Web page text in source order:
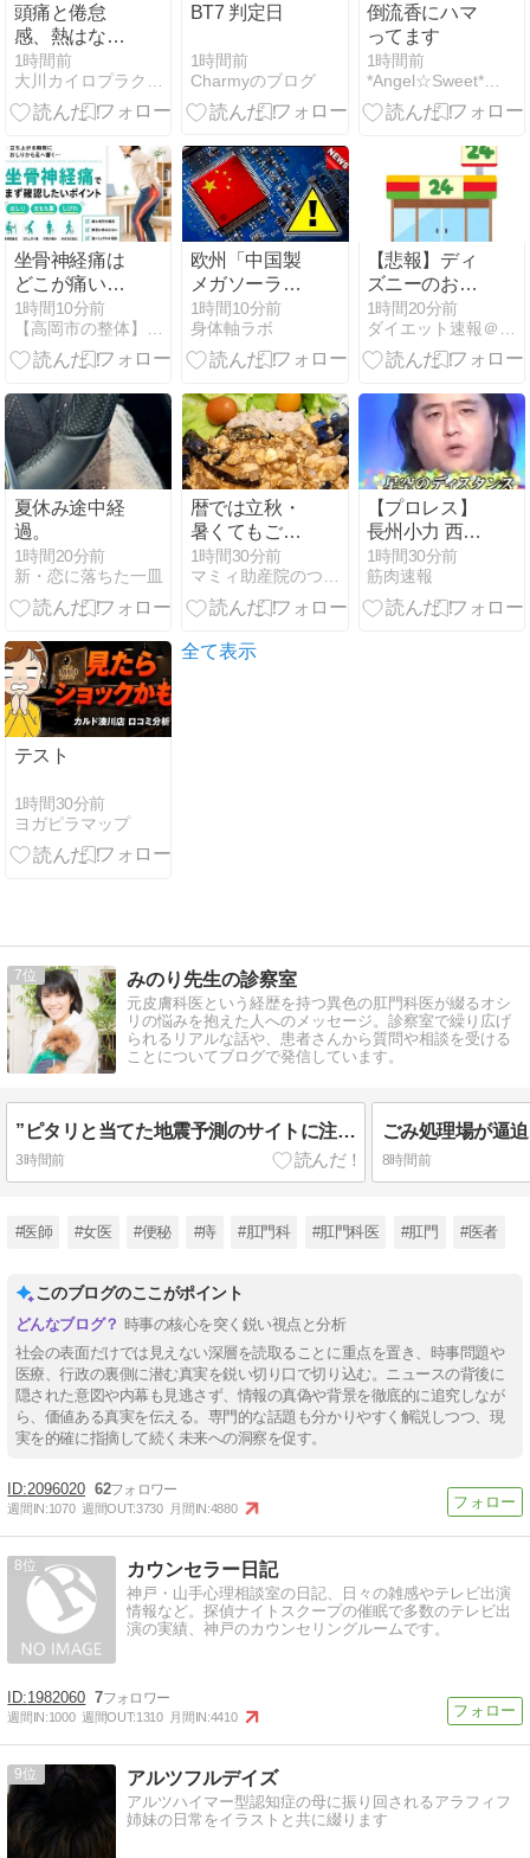
頭痛と倦怠
感、熱はない
のになぜ続
く？原因を徹
底解説
1時間前
大川カイロプラクティックセンター北千住西口整体院
BT7 判定日
1時間前
Charmyのブログ
倒流香にハマ
ってます
1時間前
*Angel☆Sweet* いつも笑顔でいてほしいから
坐骨神経痛は
どこが痛い？
お尻と太もも
裏の違いが気
になるとき
1時間10分前
【高岡市の整体】医師も通院する「サトウ整体院・高岡本院」
欧州「中国製
メガソーラー
にキルスイッ
チ仕込まれて
る。大停電起
れ」→ガチ規
制で中国ブチ
ギレ！
1時間10分前
身体軸ラボ
【悲報】ディ
ズニーのおい
なり巻（600
円）、賛否両
論
1時間20分前
ダイエット速報＠２ちゃんねる
夏休み途中経
過。
1時間20分前
新・恋に落ちた一皿
暦では立秋・
暑くてもごは
ん食べましょ
う
1時間30分前
マミィ助産院のつれづれ日記
【プロレス】
長州小力 西口
DXプロレス8
月大会でリン
グ復帰 対戦相
1時間30分前
筋肉速報
テスト
1時間30分前
ヨガピラマップ
全て表示
7 みのり先生の診察室
元皮膚科医という経歴を持つ異色の肛門科医が綴るオシ
リの悩みを抱えた人へのメッセージ。診察室で繰り広げ
られるリアルな話や、患者さんから質問や相談を受ける
ことについてブログで発信しています。
”ピタリと当てた地震予測のサイトに注目!”
3時間前 8時間前
#医師 #女医 #便秘 #痔 #肛門科 #肛門科医 #肛門 #医者
このブログのここがポイント
時事の核心を突く鋭い視点と分析
社会の表面だけでは見えない深層を読取ることに重点を置き、時事問題や
医療、行政の裏側に潜む真実を鋭い切り口で切り込む。ニュースの背後に
隠された意図や内幕も見逃さず、情報の真偽や背景を徹底的に追究しなが
ら、価値ある真実を伝える。専門的な話題も分かりやすく解説しつつ、現
実を的確に指摘して続く未来への洞察を促す。
2096020 62
週間IN:1070 週間OUT:3730 月間IN:4880
8 カウンセラー日記
神戸・山手心理相談室の日記、日々の雑感やテレビ出演
情報など。探偵ナイトスクープの催眠で多数のテレビ出
演の実績、神戸のカウンセリングルームです。
1982060 7
週間IN:1000 週間OUT:1310 月間IN:4410
9 アルツフルデイズ
アルツハイマー型認知症の母に振り回されるアラフィフ
姉妹の日常をイラストと共に綴ります